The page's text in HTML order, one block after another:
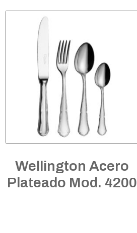
Wellington Acero
Plateado Mod. 4200